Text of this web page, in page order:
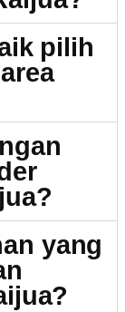
pilih
yang